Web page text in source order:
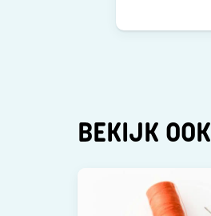
BEKIJK OOK